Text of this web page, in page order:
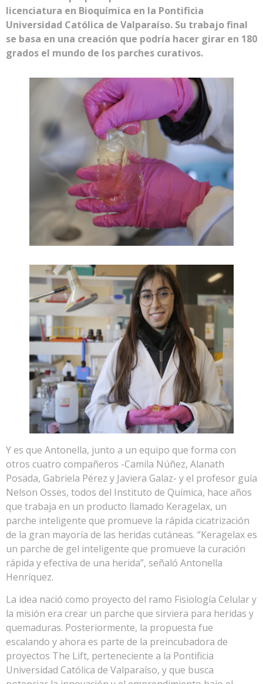
licenciatura en Bioquímica en la Pontificia
Universidad Católica de Valparaíso. Su trabajo final
se basa en una creación que podría hacer girar en 180
grados el mundo de los parches curativos.
Y es que Antonella, junto a un equipo que forma con
otros cuatro compañeros -Camila Núñez, Alanath
Posada, Gabriela Pérez y Javiera Galaz- y el profesor guía
Nelson Osses, todos del Instituto de Química, hace años
que trabaja en un producto llamado Keragelax, un
parche inteligente que promueve la rápida cicatrización
de la gran mayoría de las heridas cutáneas. “Keragelax es
un parche de gel inteligente que promueve la curación
rápida y efectiva de una herida”, señaló Antonella
Henríquez.
La idea nació como proyecto del ramo Fisiología Celular y
la misión era crear un parche que sirviera para heridas y
quemaduras. Posteriormente, la propuesta fue
escalando y ahora es parte de la preincubadora de
proyectos The Lift, perteneciente a la Pontificia
Universidad Católica de Valparaíso, y que busca